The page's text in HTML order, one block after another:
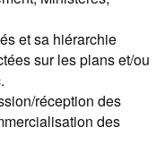
et sa hiérarchie
sur les plans et/ou
réception des
des